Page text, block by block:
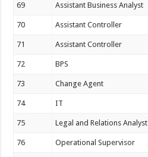
69 Assistant Business Analyst
70 Assistant Controller
71 Assistant Controller
72 BPS
73 Change Agent
74 IT
75 Legal and Relations Analyst
76 Operational Supervisor